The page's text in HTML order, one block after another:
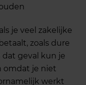
je veel zakelijke
zoals dure
geval kun je
omdat je niet
werkt